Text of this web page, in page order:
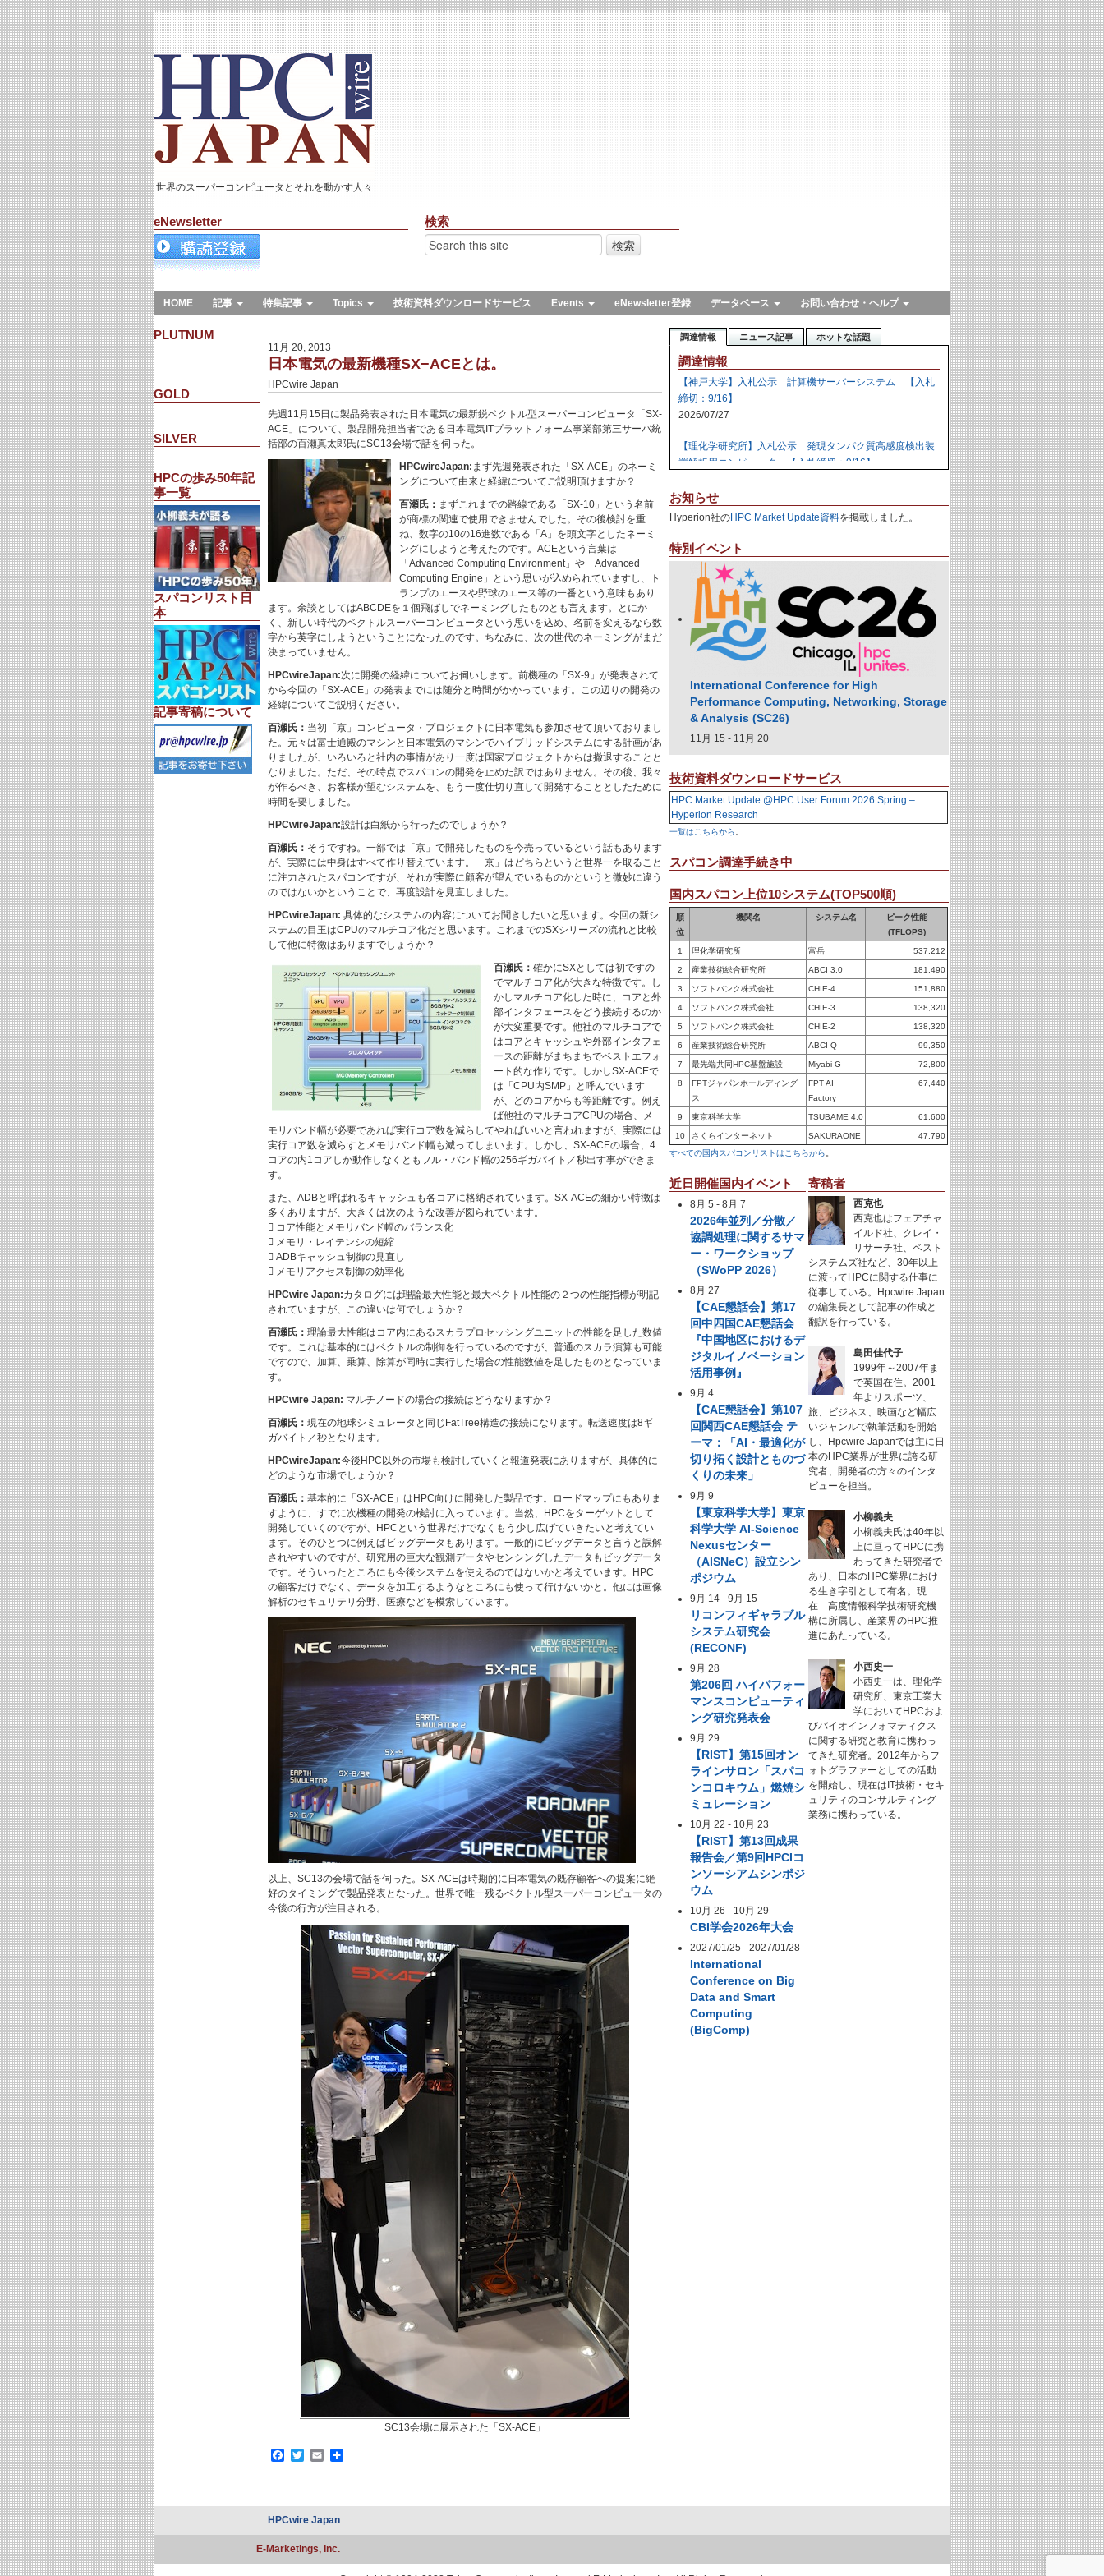
世界のスーパーコンピュータとそれを動かす人々
eNewsletter 検索
HOME 記事 特集記事 Topics 技術資料ダウンロードサービス Events eNewsletter登録 データベース お問い合わせ・ヘルプ
PLUTNUM
GOLD
SILVER
HPCの歩み50年記
事一覧
スパコンリスト日
本
記事寄稿について
11月 20, 2013
日本電気の最新機種SX−ACEとは。
HPCwire Japan
先週11月15日に製品発表された日本電気の最新鋭ベクトル型スーパーコンピュータ「SX-
ACE」について、製品開発担当者である日本電気ITプラットフォーム事業部第三サーバ統
括部の百瀬真太郎氏にSC13会場で話を伺った。
HPCwireJapan: まず先週発表された「SX-ACE」のネーミ
ングについて由来と経緯についてご説明頂けますか？
百瀬氏： まずこれまでの路線である「SX-10」という名前
が商標の関連で使用できませんでした。その後検討を重
ね、数字の10の16進数である「A」を頭文字としたネーミ
ングにしようと考えたのです。ACEという言葉は
「Advanced Computing Environment」や「Advanced
Computing Engine」という思いが込められていますし、ト
ランプのエースや野球のエース等の一番という意味もあり
ます。余談としてはABCDEを１個飛ばしでネーミングしたものとも言えます。とにか
く、新しい時代のベクトルスーパーコンピュータという思いを込め、名前を変えるなら数
字から英字にしようということになったのです。ちなみに、次の世代のネーミングがまだ
決まっていません。
HPCwireJapan:次に開発の経緯についてお伺いします。前機種の「SX-9」が発表されて
から今回の「SX-ACE」の発表までには随分と時間がかかっています。この辺りの開発の
経緯についてご説明ください。
百瀬氏： 当初「京」コンピュータ・プロジェクトに日本電気も参加させて頂いておりまし
た。元々は富士通殿のマシンと日本電気のマシンでハイブリッドシステムにする計画があ
りましたが、いろいろと社内の事情があり一度は国家プロジェクトからは撤退することと
なりました。ただ、その時点でスパコンの開発を止めた訳ではありません。その後、我々
が作るべき、お客様が望むシステムを、もう一度仕切り直して開発することとしたために
時間を要しました。
HPCwireJapan:設計は白紙から行ったのでしょうか？
百瀬氏： そうですね。一部では「京」で開発したものを今売っているという話もあります
が、実際には中身はすべて作り替えています。「京」はどちらというと世界一を取ること
に注力されたスパコンですが、それが実際に顧客が望んでいるものかというと微妙に違う
のではないかということで、再度設計を見直しました。
HPCwireJapan: 具体的なシステムの内容についてお聞きしたいと思います。今回の新シ
ステムの目玉はCPUのマルチコア化だと思います。これまでのSXシリーズの流れと比較
して他に特徴はありますでしょうか？
百瀬氏： 確かにSXとしては初ですの
でマルチコア化が大きな特徴です。し
かしマルチコア化した時に、コアと外
部インタフェースをどう接続するのか
が大変重要です。他社のマルチコアで
はコアとキャッシュや外部インタフェ
ースの距離がまちまちでベストエフォ
ート的な作りです。しかしSX-ACEで
は「CPU内SMP」と呼んでいます
が、どのコアからも等距離です。例え
ば他社のマルチコアCPUの場合、メ
モリバンド幅が必要であれば実行コア数を減らしてやればいいと言われますが、実際には
実行コア数を減らすとメモリバンド幅も減ってしまいます。しかし、SX-ACEの場合、4
コアの内1コアしか動作しなくともフル・バンド幅の256ギガバイト／秒出す事ができま
す。
また、ADBと呼ばれるキャッシュも各コアに格納されています。SX-ACEの細かい特徴は
多くありますが、大きくは次のような改善が図られています。
 コア性能とメモリバンド幅のバランス化
 メモリ・レイテンシの短縮
 ADBキャッシュ制御の見直し
 メモリアクセス制御の効率化
HPCwire Japan:カタログには理論最大性能と最大ベクトル性能の２つの性能指標が明記
されていますが、この違いは何でしょうか？
百瀬氏： 理論最大性能はコア内にあるスカラプロセッシングユニットの性能を足した数値
です。これは基本的にはベクトルの制御を行っているのですが、普通のスカラ演算も可能
ですので、加算、乗算、除算が同時に実行した場合の性能数値を足したものとなっていま
す。
HPCwire Japan: マルチノードの場合の接続はどうなりますか？
百瀬氏： 現在の地球シミュレータと同じFatTree構造の接続になります。転送速度は8ギ
ガバイト／秒となります。
HPCwireJapan:今後HPC以外の市場も検討していくと報道発表にありますが、具体的に
どのような市場でしょうか？
百瀬氏： 基本的に「SX-ACE」はHPC向けに開発した製品です。ロードマップにもありま
すように、すでに次機種の開発の検討に入っています。当然、HPCをターゲットとして
開発していくのですが、HPCという世界だけでなくもう少し広げていきたいと考えてい
ます。そのひとつに例えばビッグデータもあります。一般的にビッグデータと言うと誤解
されやすいのですが、研究用の巨大な観測データやセンシングしたデータもビッグデータ
です。そういったところにも今後システムを使えるのではないかと考えています。HPC
の顧客だけでなく、データを加工するようなところにも使って行けないかと。他には画像
解析のセキュリテリ分野、医療などを模索しています。
以上、SC13の会場で話を伺った。SX-ACEは時期的に日本電気の既存顧客への提案に絶
好のタイミングで製品発表となった。世界で唯一残るベクトル型スーパーコンピュータの
今後の行方が注目される。
SC13会場に展示された「SX-ACE」
Facebook
TwitterEmail
共
調達情報 ニュース記事 ホットな話題
調達情報
【神戸大学】入札公示 計算機サーバーシステム 【入札
締切：9/16】
2026/07/27
【理化学研究所】入札公示 発現タンパク質高感度検出装
置解析用コンピュータ 【入札締切：9/16】
【日本原子力研究開発機構】資料招請 ＧＰＵ計算機シス
2026/07/24
【日本原子力研究開発機構】入札公示 炉心損傷解析用ク
ラスタ計算機の購入 【入札締切：9/29】
2026/07/23
【高知大学】落札公示 人工知能用計算ノード 【株式会
社エレパ】 31,988,000円
お知らせ
Hyperion社のHPC Market Update資料を掲載しました。
特別イベント
International Conference for High
Performance Computing, Networking, Storage
& Analysis (SC26)
11月 15 - 11月 20
技術資料ダウンロードサービス
HPC Market Update @HPC User Forum 2026 Spring –
Hyperion Research
一覧はこちらから
スパコン調達手続き中
国内スパコン上位10システム(TOP500順)
順
位
機関名 システム名
ピーク性能
(TFLOPS)
1 理化学研究所 富岳 537,212
2 産業技術総合研究所 ABCI 3.0 181,490
3 ソフトバンク株式会社 CHIE-4 151,880
4 ソフトバンク株式会社 CHIE-3 138,320
5 ソフトバンク株式会社 CHIE-2 138,320
6 産業技術総合研究所 ABCI-Q 99,350
7 最先端共同HPC基盤施設 Miyabi-G 72,800
8
FPTジャパンホールディング
ス
FPT AI
Factory
67,440
9 東京科学大学 TSUBAME 4.0 61,600
10 さくらインターネット SAKURAONE
47,790
すべての国内スパコンリストはこちらから
近日開催国内イベント
8月 5 -8月 7
2026年並列／分散／
協調処理に関するサマ
ー・ワークショップ
（SWoPP 2026）
8月 27
【CAE懇話会】第17
回中四国CAE懇話会
『中国地区におけるデ
ジタルイノベーション
活用事例』
9月 4
【CAE懇話会】第107
回関西CAE懇話会 テ
ーマ：「AI・最適化が
切り拓く設計とものづ
くりの未来」
9月 9
【東京科学大学】東京
科学大学 AI-Science
Nexusセンター
（AISNeC）設立シン
ポジウム
9月 14 -9月 15
リコンフィギャラブル
システム研究会
(RECONF)
9月 28
第206回 ハイパフォー
マンスコンピューティ
ング研究発表会
9月 29
【RIST】第15回オン
ラインサロン「スパコ
ンコロキウム」燃焼シ
ミュレーション
10月 22 - 10月 23
【RIST】第13回成果
報告会／第9回HPCIコ
ンソーシアムシンポジ
ウム
10月 26 - 10月 29
CBI学会2026年大会
2027/01/25 -2027/01/28
International
Conference on Big
Data and Smart
Computing
(BigComp)
寄稿者
西克也
西克也はフェアチャ
イルド社、クレイ・
リサーチ社、ベスト
システムズ社など、30年以上
に渡ってHPCに関する仕事に
従事している。Hpcwire Japan
の編集長として記事の作成と
翻訳を行っている。
島田佳代子
1999年～2007年ま
で英国在住。2001
年よりスポーツ、
旅、ビジネス、映画など幅広
いジャンルで執筆活動を開始
し、Hpcwire Japanでは主に日
本のHPC業界が世界に誇る研
究者、開発者の方々のインタ
ビューを担当。
小柳義夫
小柳義夫氏は40年以
上に亘ってHPCに携
わってきた研究者で
あり、日本のHPC業界におけ
る生き字引として有名。現
在 高度情報科学技術研究機
構に所属し、産業界のHPC推
進にあたっている。
小西史一
小西史一は、理化学
研究所、東京工業大
学においてHPCおよ
びバイオインフォマティクス
に関する研究と教育に携わっ
てきた研究者。2012年からフ
ォトグラファーとしての活動
を開始し、現在はIT技術・セキ
ュリティのコンサルティング
業務に携わっている。
HPCwire Japan
E-Marketings, Inc.